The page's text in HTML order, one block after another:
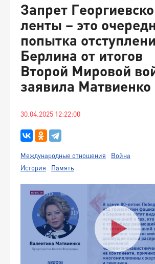
Запрет
ленты – это
попытка
Берлина от итогов
Второй Мировой
заявила Матвиенко
30.04.2025 12:22:00
Международные отношения
Война
История
Память